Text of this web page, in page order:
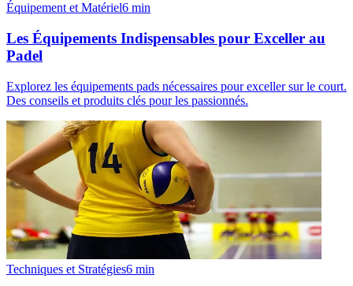
Équipement et Matériel6 min
Les Équipements Indispensables pour Exceller au
Padel
Explorez les équipements pads nécessaires pour exceller sur le court.
Des conseils et produits clés pour les passionnés.
Techniques et Stratégies6 min